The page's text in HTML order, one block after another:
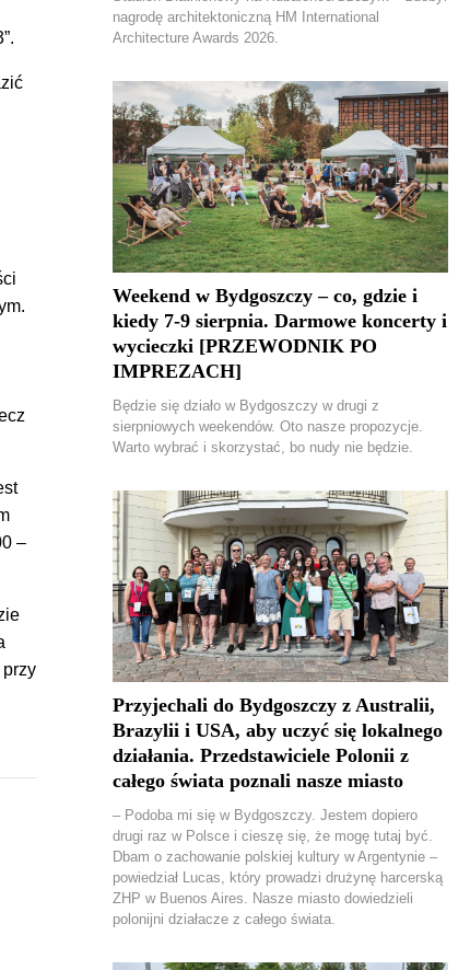
–
nagrodę architektoniczną HM International
Architecture Awards 2026.
Weekend w Bydgoszczy – co, gdzie i
kiedy 7-9 sierpnia. Darmowe koncerty i
wycieczki [PRZEWODNIK PO
IMPREZACH]
Będzie się działo w Bydgoszczy w drugi z
sierpniowych weekendów. Oto nasze propozycje.
Warto wybrać i skorzystać, bo nudy nie będzie.
Przyjechali do Bydgoszczy z Australii,
Brazylii i USA, aby uczyć się lokalnego
działania. Przedstawiciele Polonii z
całego świata poznali nasze miasto
– Podoba mi się w Bydgoszczy. Jestem dopiero
drugi raz w Polsce i cieszę się, że mogę tutaj być.
Dbam o zachowanie polskiej kultury w Argentynie –
powiedział Lucas, który prowadzi drużynę harcerską
ZHP w Buenos Aires. Nasze miasto dowiedzieli
polonijni działacze z całego świata.